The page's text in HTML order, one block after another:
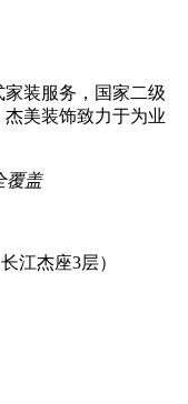
装服务，国家二级
杰美装饰致力于为业
覆盖
江杰座3层）